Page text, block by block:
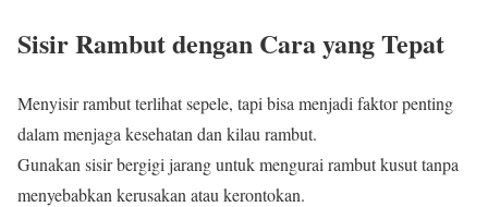
Sisir Rambut dengan Cara yang Tepat
Menyisir rambut terlihat sepele, tapi bisa menjadi faktor penting
dalam menjaga kesehatan dan kilau rambut.
Gunakan sisir bergigi jarang untuk mengurai rambut kusut tanpa
menyebabkan kerusakan atau kerontokan.